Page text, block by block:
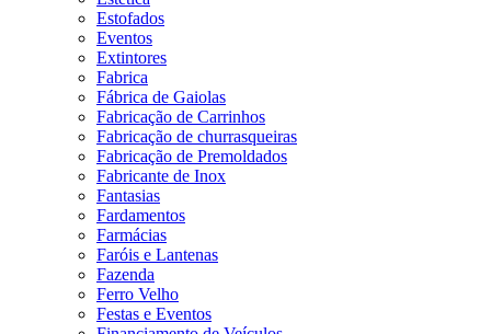
Estofados
Eventos
Extintores
Fabrica
Fábrica de Gaiolas
Fabricação de Carrinhos
Fabricação de churrasqueiras
Fabricação de Premoldados
Fabricante de Inox
Fantasias
Fardamentos
Farmácias
Faróis e Lantenas
Fazenda
Ferro Velho
Festas e Eventos